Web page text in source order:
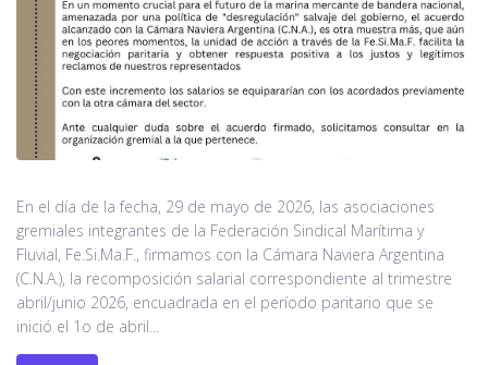
Contacto
En el día de la fecha, 29 de mayo de 2026, las asociaciones
gremiales integrantes de la Federación Sindical Marítima y
Fluvial, Fe.Si.Ma.F., firmamos con la Cámara Naviera Argentina
(C.N.A.), la recomposición salarial correspondiente al trimestre
abril/junio 2026, encuadrada en el período paritario que se
inició el 1o de abril...